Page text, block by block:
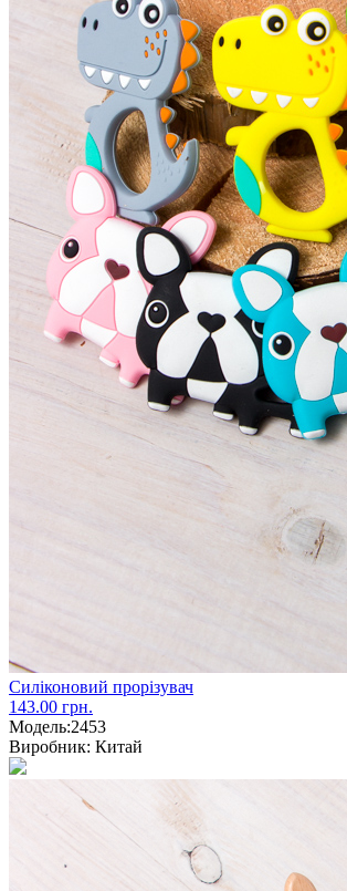
Силіконовий прорізувач
143.00 грн.
Модель:2453
Виробник: Китай